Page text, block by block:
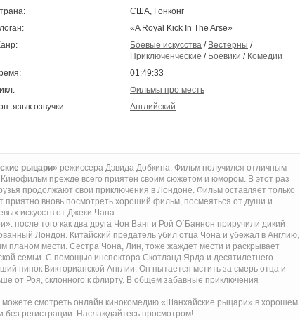
США, Гонконг
«A Royal Kick In The Arse»
Боевые искусства / Вестерны /
Приключенческие / Боевики / Комедии
01:49:33
Фильмы про месть
язык озвучки:
Английский
рыцари» режиссера Дэвида Добкина. Фильм получился отличным
прежде всего приятен своим сюжетом и юмором. В этот раз
продолжают свои приключения в Лондоне. Фильм оставляет только
приятно вновь посмотреть хороший фильм, посмеяться от души и
искусств от Джеки Чана.
после того как два друга Чон Ванг и Рой О`Баннон приручили дикий
Лондон. Китайский предатель убил отца Чона и убежал в Англию,
планом мести. Сестра Чона, Лин, тоже жаждет мести и раскрывает
семьи. С помощью инспектора Скотланд Ярда и десятилетнего
пинок Викторианской Англии. Он пытается мстить за смерь отца и
от Роя, склонного к флирту. В общем забавные приключения
можете смотреть онлайн кинокомедию «Шанхайские рыцари» в хорошем
без регистрации. Наслаждайтесь просмотром!